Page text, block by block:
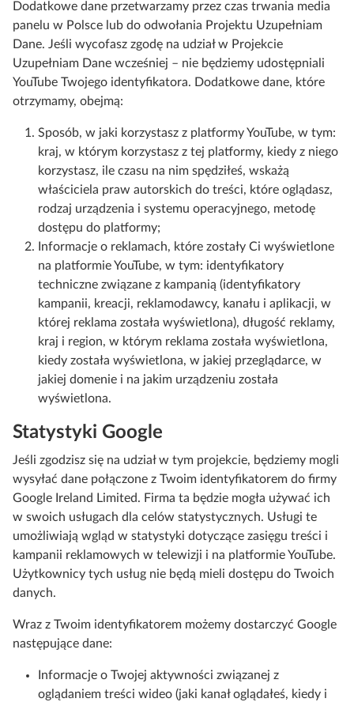
Dodatkowe dane przetwarzamy przez czas trwania media
panelu w Polsce lub do odwołania Projektu Uzupełniam
Dane. Jeśli wycofasz zgodę na udział w Projekcie
Uzupełniam Dane wcześniej – nie będziemy udostępniali
YouTube Twojego identyfikatora. Dodatkowe dane, które
otrzymamy, obejmą:
Sposób, w jaki korzystasz z platformy YouTube, w tym:
kraj, w którym korzystasz z tej platformy, kiedy z niego
korzystasz, ile czasu na nim spędziłeś, wskażą
właściciela praw autorskich do treści, które oglądasz,
rodzaj urządzenia i systemu operacyjnego, metodę
dostępu do platformy;
Informacje o reklamach, które zostały Ci wyświetlone
na platformie YouTube, w tym: identyfikatory
techniczne związane z kampanią (identyfikatory
kampanii, kreacji, reklamodawcy, kanału i aplikacji, w
której reklama została wyświetlona), długość reklamy,
kraj i region, w którym reklama została wyświetlona,
kiedy została wyświetlona, w jakiej przeglądarce, w
jakiej domenie i na jakim urządzeniu została
wyświetlona.
Statystyki Google
Jeśli zgodzisz się na udział w tym projekcie, będziemy mogli
wysyłać dane połączone z Twoim identyfikatorem do firmy
Google Ireland Limited. Firma ta będzie mogła używać ich
w swoich usługach dla celów statystycznych. Usługi te
umożliwiają wgląd w statystyki dotyczące zasięgu treści i
kampanii reklamowych w telewizji i na platformie YouTube.
Użytkownicy tych usług nie będą mieli dostępu do Twoich
danych.
Wraz z Twoim identyfikatorem możemy dostarczyć Google
następujące dane:
Informacje o Twojej aktywności związanej z
oglądaniem treści wideo (jaki kanał oglądałeś, kiedy i